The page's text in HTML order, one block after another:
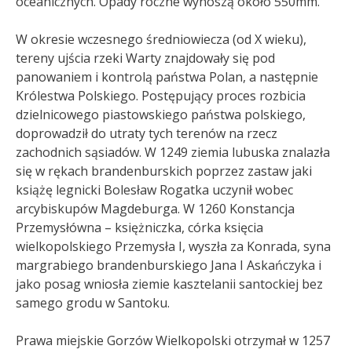
W okresie wczesnego średniowiecza (od X wieku),
tereny ujścia rzeki Warty znajdowały się pod
panowaniem i kontrolą państwa Polan, a następnie
Królestwa Polskiego. Postępujący proces rozbicia
dzielnicowego piastowskiego państwa polskiego,
doprowadził do utraty tych terenów na rzecz
zachodnich sąsiadów. W 1249 ziemia lubuska znalazła
się w rękach brandenburskich poprzez zastaw jaki
książę legnicki Bolesław Rogatka uczynił wobec
arcybiskupów Magdeburga. W 1260 Konstancja
Przemysłówna – księżniczka, córka księcia
wielkopolskiego Przemysła I, wyszła za Konrada, syna
margrabiego brandenburskiego Jana I Askańczyka i
jako posag wniosła ziemie kasztelanii santockiej bez
samego grodu w Santoku.
Prawa miejskie Gorzów Wielkopolski otrzymał w 1257